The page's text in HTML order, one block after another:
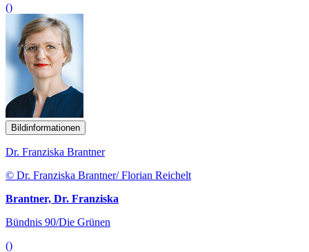
()
Bildinformationen
Dr. Franziska Brantner
© Dr. Franziska Brantner/ Florian Reichelt
Brantner, Dr. Franziska
Bündnis 90/Die Grünen
()